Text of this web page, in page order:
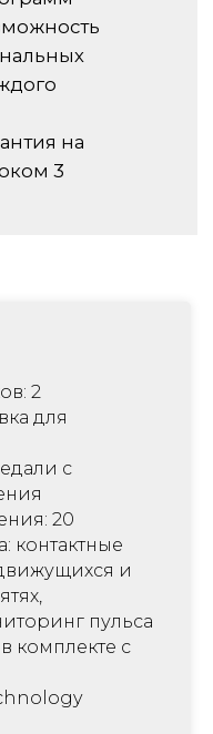
2
для
с
20
контактные
и
пульса
комплекте с